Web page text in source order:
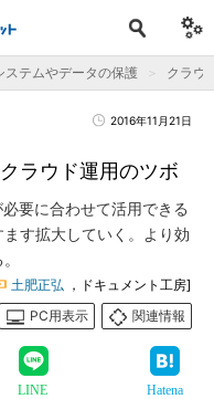
ステムやデータの保護 クラウ
2016年11月21日
ラウド運用のツボ
要に合わせて活用できる
す拡大していく。より効
土肥正弘 ，ドキュメント工房]
PC用表示
関連情報
LINE Hatena